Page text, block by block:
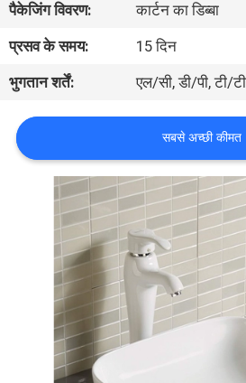
गुणवत्ता
नियंत्रण
करें
समाचार
मामलों
पैकेजिंग विवरण:
कार्टन का डिब्बा
प्रसव के समय:
15 दिन
भुगतान शर्तें:
एल/सी, डी/पी, टी/टी
सबसे अच्छी कीमत